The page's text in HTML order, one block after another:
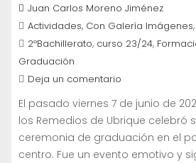
Juan Carlos Moreno Jiménez
Actividades, Con Galería Imágenes,
2ºBachillerato, curso 23/24,
Graduación
Deja un comentario
El pasado viernes 7 de junio de
los Remedios de Ubrique celebró
ceremonia de graduación en el
centro. Fue un evento emotivo y